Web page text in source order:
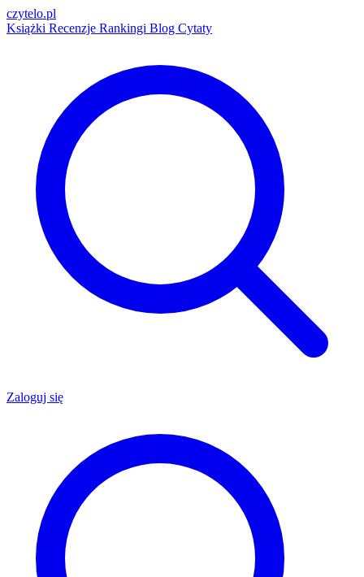
czytelo.pl
Książki Recenzje Rankingi Blog Cytaty
Zaloguj się